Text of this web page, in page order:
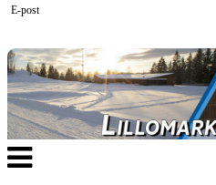
Veksle
navigasjon
E-post